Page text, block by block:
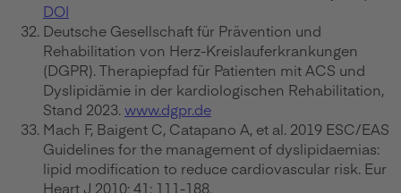
DOI
Deutsche Gesellschaft für Prävention und
Rehabilitation von Herz-Kreislauferkrankungen
(DGPR). Therapiepfad für Patienten mit ACS und
Dyslipidämie in der kardiologischen Rehabilitation,
Stand 2023. www.dgpr.de
Mach F, Baigent C, Catapano A, et al. 2019 ESC/EAS
Guidelines for the management of dyslipidaemias:
lipid modification to reduce cardiovascular risk. Eur
Heart J 2010; 41: 111-188.